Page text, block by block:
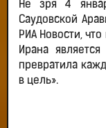
Не зря 4
Саудовской
РИА Новости,
Ирана является
превратила
в цель».